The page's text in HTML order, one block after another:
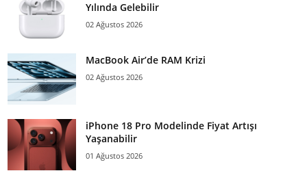
Yılında Gelebilir
02 Ağustos 2026
MacBook Air’de RAM Krizi
02 Ağustos 2026
iPhone 18 Pro Modelinde Fiyat Artışı
Yaşanabilir
01 Ağustos 2026